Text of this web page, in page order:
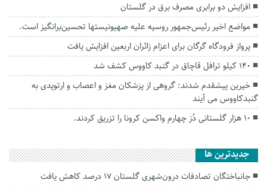
افزایش دو برابری مصرف برق در گلستان
مواضع اخیر رئیس‌جمهور روسیه علیه صهیونیستها تحسین‌برانگیز است.
پرواز فرودگاه گرگان برای اعزام زائران اربعین افزایش یافت
۱۴۰ کیلو ترافل قاچاق در گنبد کاووس کشف شد
خیرین پیشقدم شدند: گروهی از پزشکان مغز و اعصاب و ارتوپدی به
گنبدکاووس می آیند
۱۰ هزار گلستانی دُز چهارم واکسن کرونا را تزریق کردند.
جديدترين ها
جانباختگان تصادفات درون‌شهری گلستان ۱۷ درصد کاهش یافت